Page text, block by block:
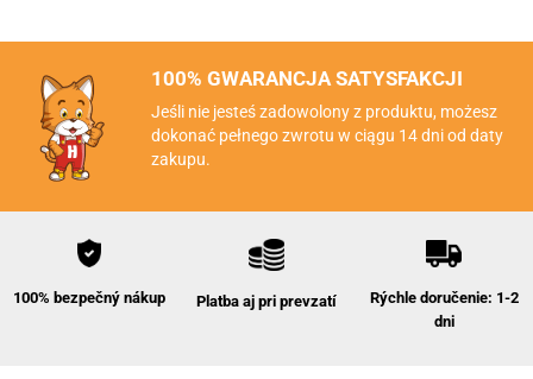
100% GWARANCJA SATYSFAKCJI
Jeśli nie jesteś zadowolony z produktu, możesz
dokonać pełnego zwrotu w ciągu 14 dni od daty
zakupu.
100% bezpečný nákup Platba aj pri prevzatí
Rýchle doručenie: 1-2
dni